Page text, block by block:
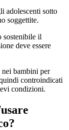
adolescenti sotto
soggettite.
sostenibile il
deve essere
nei bambini per
controindicati
condizioni.